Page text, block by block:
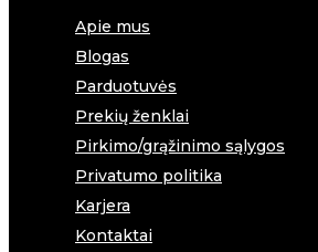
Apie mus
Blogas
Parduotuvės
Prekių ženklai
Pirkimo/grąžinimo sąlygos
Privatumo politika
Karjera
Kontaktai